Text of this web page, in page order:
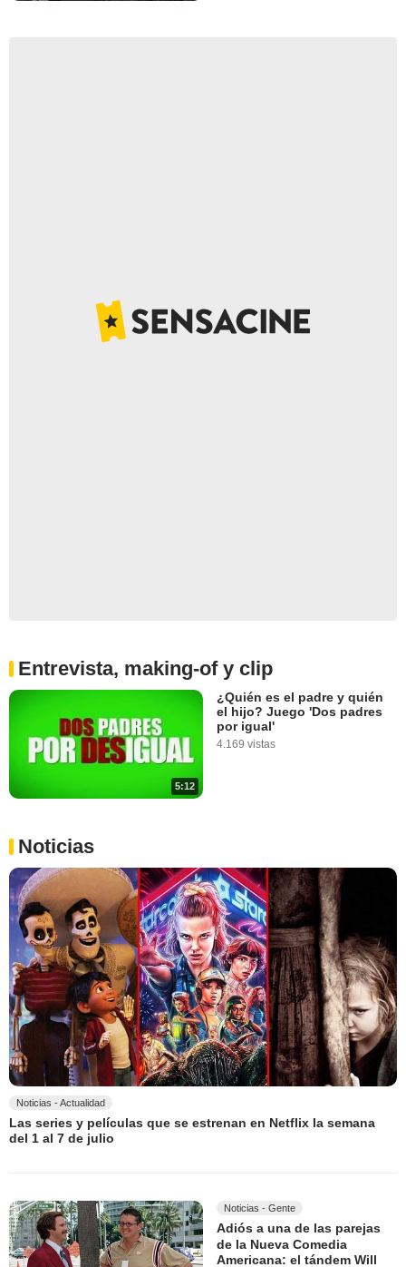
Entrevista, making-of y clip
5:12
¿Quién es el padre y quién
el hijo? Juego 'Dos padres
por igual'
4.169 vistas
Noticias
Noticias - Actualidad
Las series y películas que se estrenan en Netflix la semana
del 1 al 7 de julio
Noticias - Gente
Adiós a una de las parejas
de la Nueva Comedia
Americana: el tándem Will